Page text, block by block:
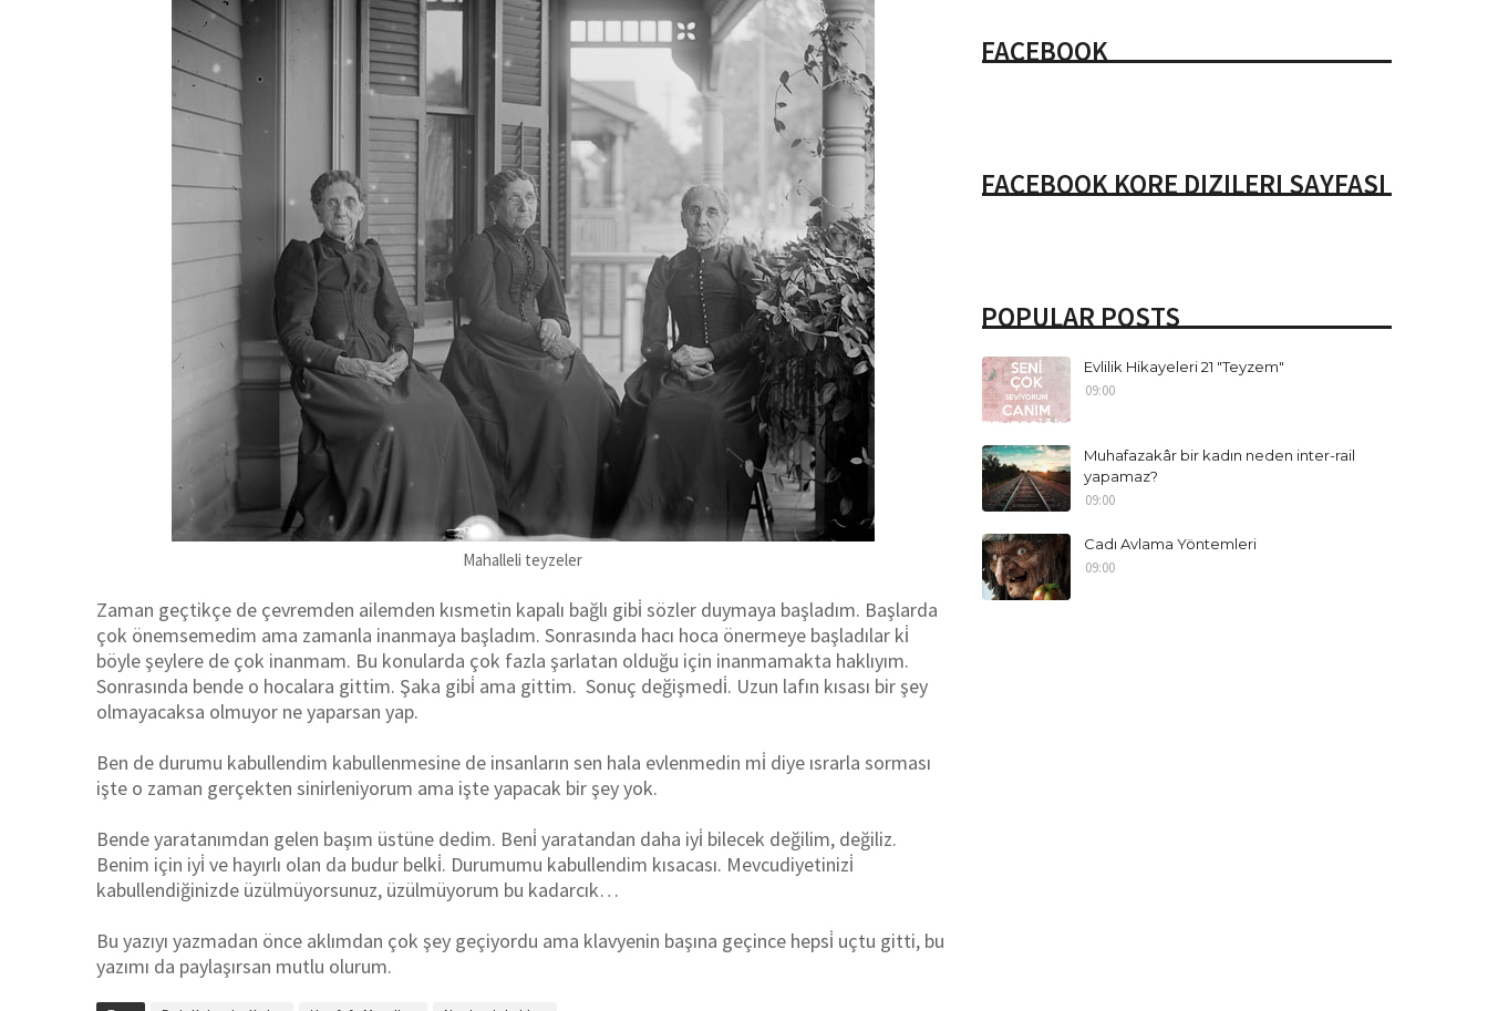
Mahalleli teyzeler
Zaman geçtikçe de çevremden ailemden kısmetin kapalı bağlı gibi̇ sözler duymaya başladım. Başlarda
çok önemsemedim ama zamanla inanmaya başladım. Sonrasında hacı hoca önermeye başladılar ki̇
böyle şeylere de çok inanmam. Bu konularda çok fazla şarlatan olduğu için inanmamakta haklıyım.
Sonrasında bende o hocalara gittim. Şaka gibi̇ ama gittim. Sonuç değişmedi̇. Uzun lafın kısası bir şey
olmayacaksa olmuyor ne yaparsan yap.
Ben de durumu kabullendim kabullenmesine de insanların sen hala evlenmedin mi̇ diye ısrarla sorması
işte o zaman gerçekten sinirleniyorum ama işte yapacak bir şey yok.
Bende yaratanımdan gelen başım üstüne dedim. Beni̇ yaratandan daha iyi̇ bilecek değilim, değiliz.
Benim için iyi̇ ve hayırlı olan da budur belki̇. Durumumu kabullendim kısacası. Mevcudiyetinizi̇
kabullendiğinizde üzülmüyorsunuz, üzülmüyorum bu kadarcık…
Bu yazıyı yazmadan önce aklımdan çok şey geçiyordu ama klavyenin başına geçince hepsi̇ uçtu gitti, bu
yazımı da paylaşırsan mutlu olurum.
FACEBOOK
FACEBOOK KORE DIZILERI SAYFASI
POPULAR POSTS
Evlilik Hikayeleri 21 "Teyzem"
09:00
Muhafazakâr bir kadın neden inter-rail
yapamaz?
09:00
Cadı Avlama Yöntemleri
09:00